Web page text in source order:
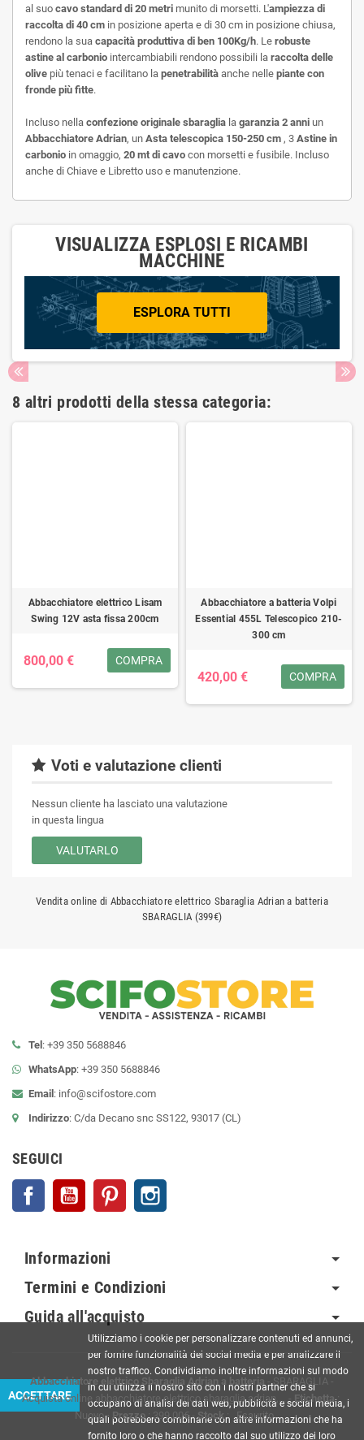
al suo cavo standard di 20 metri munito di morsetti. L'ampiezza di
raccolta di 40 cm in posizione aperta e di 30 cm in posizione chiusa,
rendono la sua capacità produttiva di ben 100Kg/h. Le robuste
astine al carbonio intercambiabili rendono possibili la raccolta delle
olive più tenaci e facilitano la penetrabilità anche nelle piante con
fronde più fitte.
Incluso nella confezione originale sbaraglia la garanzia 2 anni un
Abbacchiatore Adrian, un Asta telescopica 150-250 cm , 3 Astine in
carbonio in omaggio, 20 mt di cavo con morsetti e fusibile. Incluso
anche di Chiave e Libretto uso e manutenzione.
VISUALIZZA ESPLOSI E RICAMBI
MACCHINE
ESPLORA TUTTI
8 altri prodotti della stessa categoria:
Abbacchiatore elettrico Lisam
Swing 12V asta fissa 200cm
800,00 € COMPRA
Abbacchiatore a batteria Volpi
Essential 455L Telescopico 210-
300 cm
420,00 € COMPRA
Voti e valutazione clienti
Nessun cliente ha lasciato una valutazione
in questa lingua
VALUTARLO
Vendita online di Abbacchiatore elettrico Sbaraglia Adrian a batteria
SBARAGLIA (399€)
Tel : +39 350 5688846
WhatsApp: +39 350 5688846
Email : info@scifostore.com
Indirizzo: C/da Decano snc SS122, 93017 (CL)
SEGUICI
Facebook YouTube Pinterest
Informazioni
Termini e Condizioni
Guida all'acquisto
Abbacchiatore elettrico Sbaraglia Adrian a batteria -SBARAGLIA -
Acquista online abbacchiatore elettrico sbaraglia adrian,... -Etichetta:
Nuovo - Prezzo:399.00€-Stock: Esaurito
ACCETTARE
Utilizziamo i cookie per personalizzare contenuti ed annunci,
per fornire funzionalità dei social media e per analizzare il
nostro traffico. Condividiamo inoltre informazioni sul modo
in cui utilizza il nostro sito con i nostri partner che si
occupano di analisi dei dati web, pubblicità e social media, i
quali potrebbero combinarle con altre informazioni che ha
fornito loro o che hanno raccolto dal suo utilizzo dei loro